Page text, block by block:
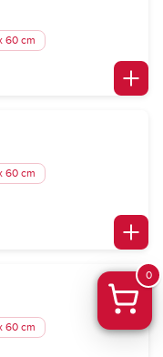
60 cm
60 cm
60 cm
0